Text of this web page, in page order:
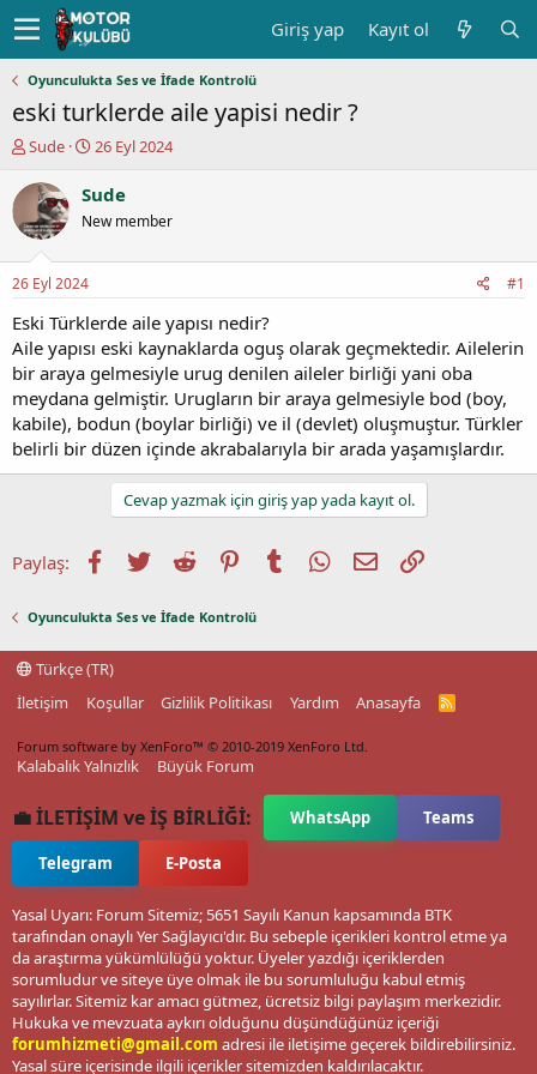
Giriş yap Kayıt ol
Oyunculukta Ses ve İfade Kontrolü
eski turklerde aile yapisi nedir ?
K
n
y
b
a
ş
l
a
t
a
n
Sude
B
ş
a
ç
a
r
i
h
i
26 Eyl 2024
Sude
New member
26 Eyl 2024 #1
Eski Türklerde aile yapısı nedir?
Aile yapısı eski kaynaklarda oguş olarak geçmektedir. Ailelerin
bir araya gelmesiyle urug denilen aileler birliği yani oba
meydana gelmiştir. Urugların bir araya gelmesiyle bod (boy,
kabile), bodun (boylar birliği) ve il (devlet) oluşmuştur. Türkler
belirli bir düzen içinde akrabalarıyla bir arada yaşamışlardır.
Cevap yazmak için giriş yap yada kayıt ol.
Paylaş: Facebook
TwitterReddit PinterestTumblrWhatsApp
E-postaLink
Oyunculukta Ses ve İfade Kontrolü
Türkçe (TR)
İletişim
Koşullar Gizlilik Politikası Yardım Anasayfa
R
Forum software by XenForo™ © 2010-2019 XenForo Ltd.
Kalabalık Yalnızlık Büyük Forum
💼 İLETİŞİM ve İŞ BİRLİĞİ: WhatsApp Teams
Telegram E-Posta
Yasal Uyarı: Forum Sitemiz; 5651 Sayılı Kanun kapsamında BTK
tarafından onaylı Yer Sağlayıcı'dır. Bu sebeple içerikleri kontrol etme ya
da araştırma yükümlülüğü yoktur. Üyeler yazdığı içeriklerden
sorumludur ve siteye üye olmak ile bu sorumluluğu kabul etmiş
sayılırlar. Sitemiz kar amacı gütmez, ücretsiz bilgi paylaşım merkezidir.
Hukuka ve mevzuata aykırı olduğunu düşündüğünüz içeriği
forumhizmeti@gmail.com adresi ile iletişime geçerek bildirebilirsiniz.
Yasal süre içerisinde ilgili içerikler sitemizden kaldırılacaktır.